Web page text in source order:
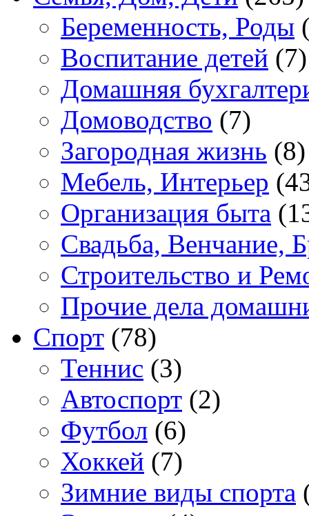
Беременность, Роды
Воспитание детей (7)
Домашняя
Домоводство (7)
Загородная жизнь (8)
Мебель, Интерьер
Организация быта
Свадьба, Венчание,
Строительство и
Прочие дела
Спорт (78)
Теннис (3)
Автоспорт (2)
Футбол (6)
Хоккей (7)
Зимние виды спорта